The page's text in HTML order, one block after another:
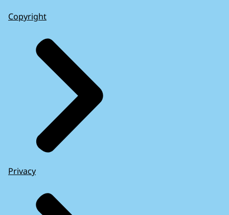
Copyright
Privacy